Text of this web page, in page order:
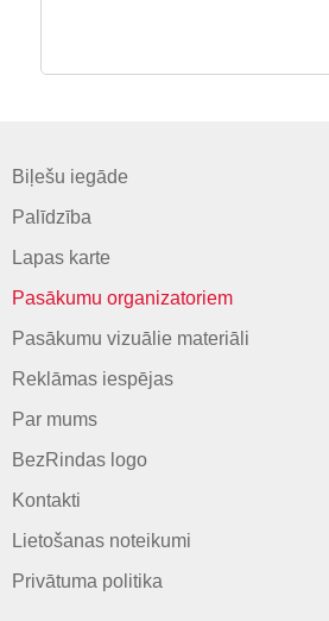
Biļešu iegāde
Palīdzība
Lapas karte
Pasākumu organizatoriem
Pasākumu vizuālie materiāli
Reklāmas iespējas
Par mums
BezRindas logo
Kontakti
Lietošanas noteikumi
Privātuma politika